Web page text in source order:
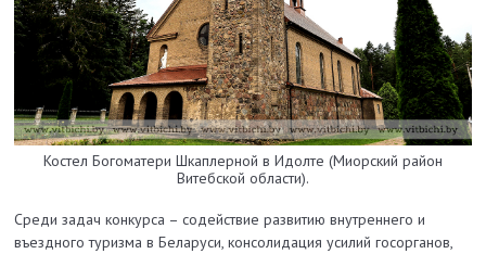
Костел Богоматери Шкаплерной в Идолте (Миорский район
Витебской области).
Среди задач конкурса – содействие развитию внутреннего и
въездного туризма в Беларуси, консолидация усилий госорганов,